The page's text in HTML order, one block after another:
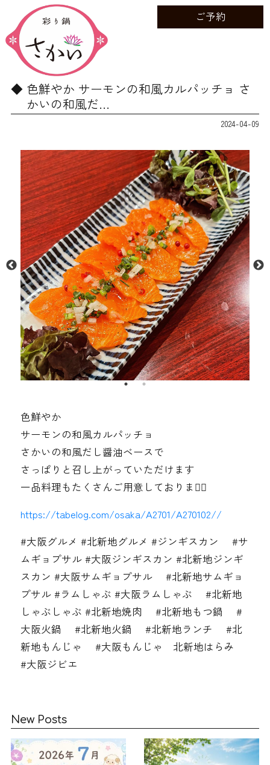
ご予約
色鮮やか サーモンの和風カルパッチョ さ
かいの和風だ…
2024-04-09
色鮮やか
サーモンの和風カルパッチョ
さかいの和風だし醤油ベースで
さっぱりと召し上がっていただけます
一品料理もたくさんご用意しております🏻‍
https://tabelog.com/osaka/A2701/A270102//
#大阪グルメ #北新地グルメ #ジンギスカン #サ
ムギョプサル #大阪ジンギスカン #北新地ジンギ
スカン #大阪サムギョプサル #北新地サムギョ
プサル #ラムしゃぶ #大阪ラムしゃぶ #北新地
しゃぶしゃぶ #北新地焼肉 #北新地もつ鍋 #
大阪火鍋 #北新地火鍋 #北新地ランチ #北
新地もんじゃ #大阪もんじゃ 北新地はらみ
#大阪ジビエ
New Posts